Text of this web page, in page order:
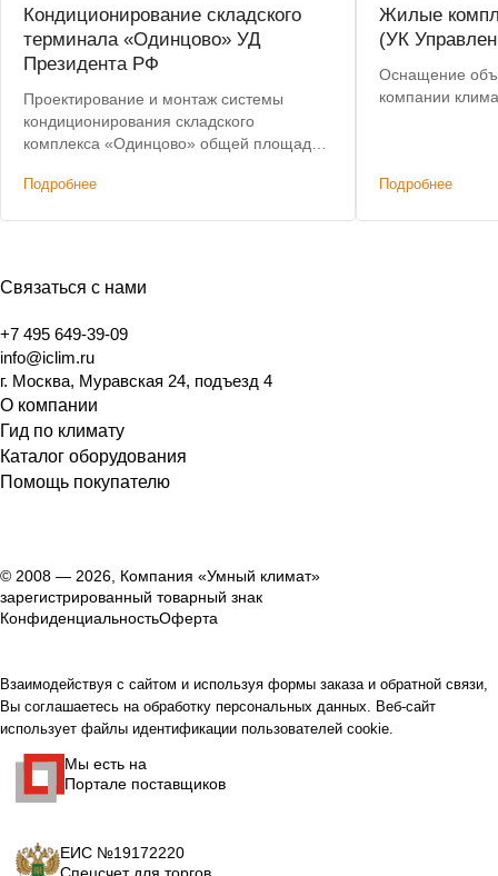
Кондиционирование складского
терминала «Одинцово» УД
Президента РФ
Проектирование и монтаж системы
кондиционирования складского
комплекса «Одинцово» общей площадью
Подробнее
Жилые
(УК
Оснащение
компании
Подробнее
Связаться с нами
+7 495 649-39-09
info@iclim.ru
г. Москва, Муравская 24, подъезд 4
О компании
Гид по климату
Каталог оборудования
Помощь покупателю
© 2008 — 2026, Компания «Умный климат»
зарегистрированный товарный знак
КонфиденциальностьОферта
Взаимодействуя с сайтом и используя формы заказа и обратной связи,
Вы соглашаетесь на обработку персональных данных. Веб-сайт
использует файлы идентификации пользователей cookie.
Мы есть на
Портале поставщиков
ЕИС №19172220